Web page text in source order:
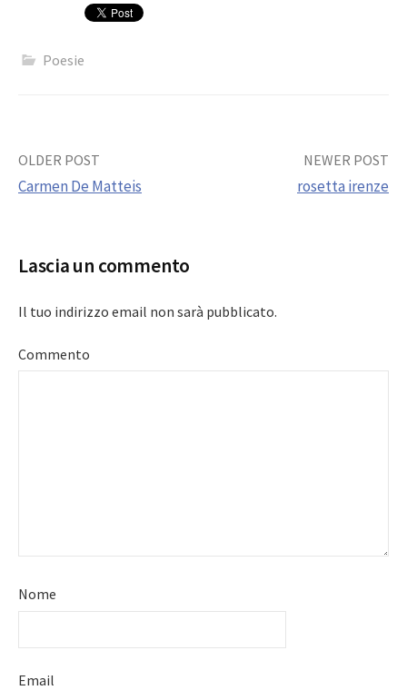
Poesie
Post
OLDER POST
Carmen De Matteis
NEWER POST
rosetta irenze
Lascia un commento
Il tuo indirizzo email non sarà pubblicato.
Commento
Nome
Email